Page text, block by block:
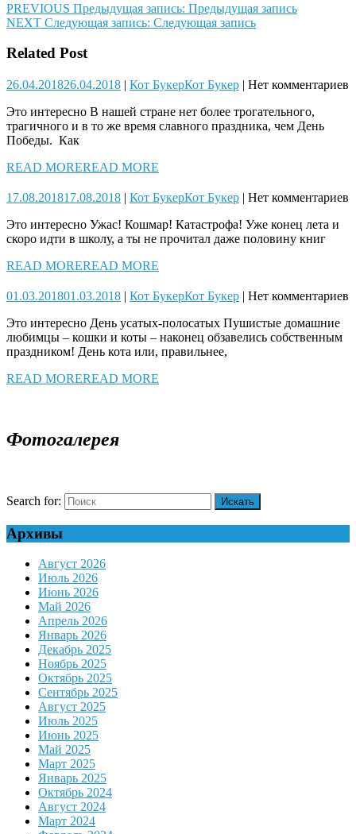
PREVIOUS Предыдущая запись: Предыдущая запись
NEXT Следующая запись: Следующая запись
Related Post
26.04.201826.04.2018 | Кот БукерКот Букер | Нет комментариев
Это интересно В нашей стране нет более трогательного,
трагичного и в то же время славного праздника, чем День
Победы. Как
READ MOREREAD MORE
17.08.201817.08.2018 | Кот БукерКот Букер | Нет комментариев
Это интересно Ужас! Кошмар! Катастрофа! Уже конец лета и
скоро идти в школу, а ты не прочитал даже половину книг
READ MOREREAD MORE
01.03.201801.03.2018 | Кот БукерКот Букер | Нет комментариев
Это интересно День усатых-полосатых Пушистые домашние
любимцы – кошки и коты – наконец обзавелись собственным
праздником! День кота или, правильнее,
READ MOREREAD MORE
Фотогалерея
Search for:
Архивы
Август 2026
Июль 2026
Июнь 2026
Май 2026
Апрель 2026
Январь 2026
Декабрь 2025
Ноябрь 2025
Октябрь 2025
Сентябрь 2025
Август 2025
Июль 2025
Июнь 2025
Май 2025
Март 2025
Январь 2025
Октябрь 2024
Август 2024
Март 2024